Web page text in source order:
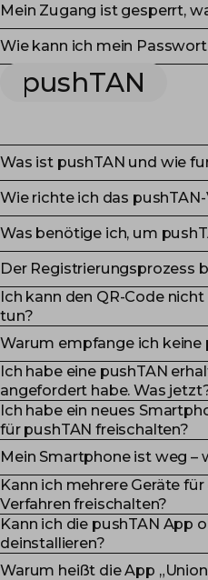
Mein Zugang ist gesperrt,
Wie kann ich mein
pushTAN
Was ist pushTAN und wie
Wie richte ich das
Was benötige ich, um
Der Registrierungsprozess
Ich kann den QR-Code
tun?
Warum empfange ich keine
Ich habe eine pushTAN
angefordert habe. Was
Ich habe ein neues
für pushTAN freischalten?
Mein Smartphone ist weg –
Kann ich mehrere Geräte
Verfahren freischalten?
Kann ich die pushTAN App
deinstallieren?
Warum heißt die App